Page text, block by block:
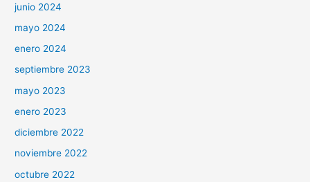
junio 2024
mayo 2024
enero 2024
septiembre 2023
mayo 2023
enero 2023
diciembre 2022
noviembre 2022
octubre 2022